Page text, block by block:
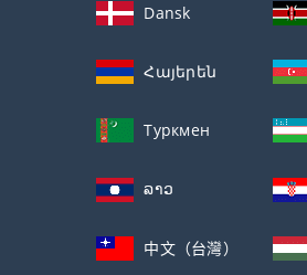
Dansk
Հայերեն
Туркмен
ລາວ
中文（台灣）